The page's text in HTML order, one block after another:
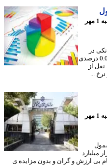
پیش - یکشنبه 1 مهر
شهریور ماه با افزایش 0.02 درصدی
از
پیش - یکشنبه 1 مهر
600 هزار میلیارد
سهام بی ارزش و گران و بدون مزایده ی